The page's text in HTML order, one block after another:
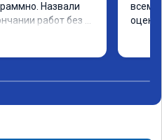
Назвали
работ без
своего дела,
всем